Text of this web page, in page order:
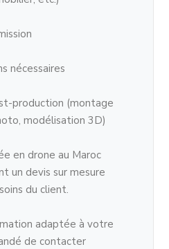
nécessaires
production (montage
modélisation 3D)
en drone au Maroc
un devis sur mesure
du client.
adaptée à votre
de contacter